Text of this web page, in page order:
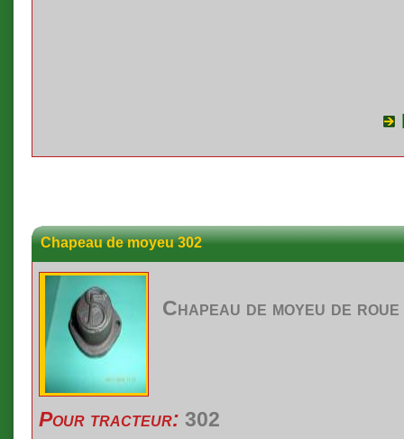
Chapeau de moyeu 302
Chapeau de moyeu de roue
Pour tracteur: 302